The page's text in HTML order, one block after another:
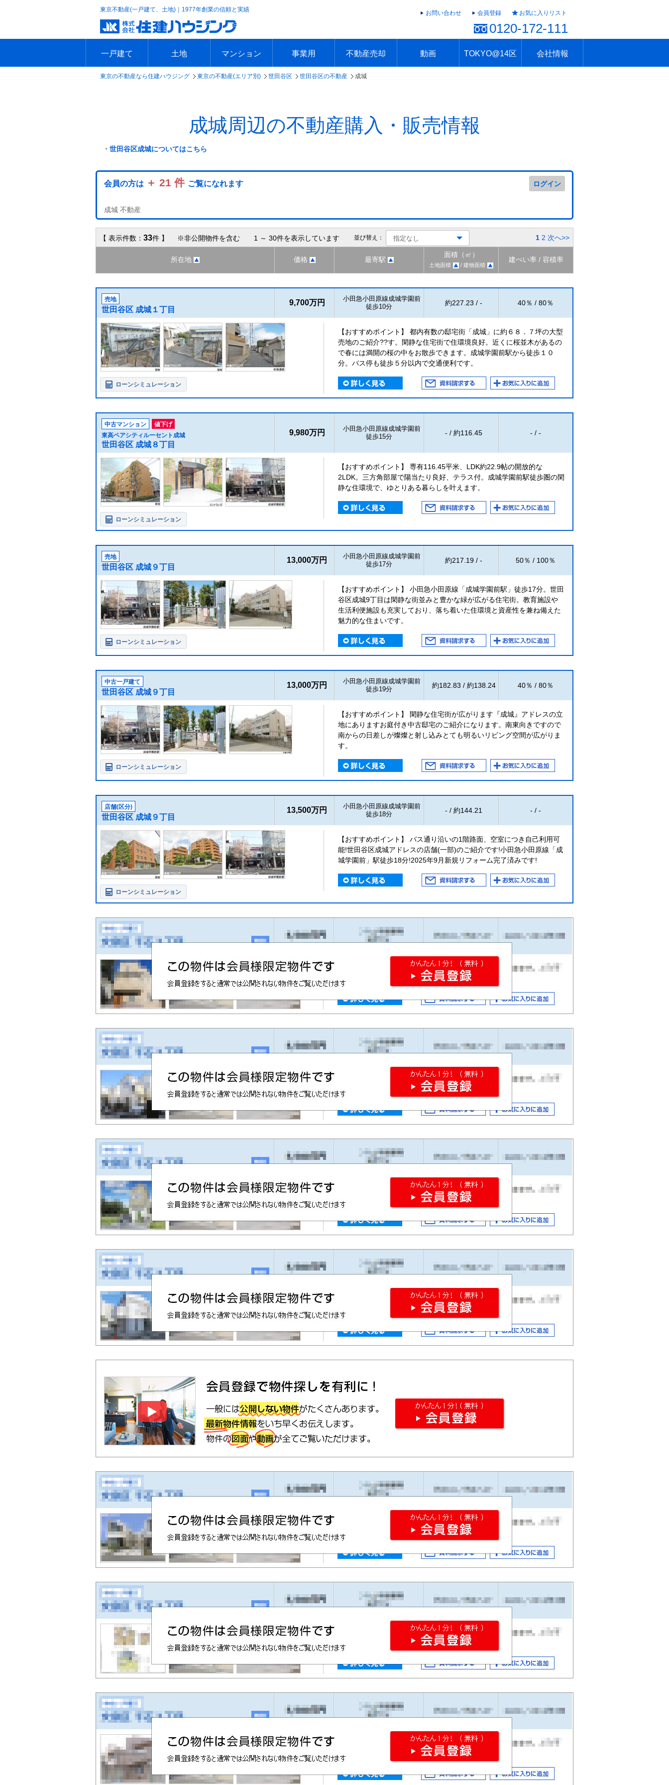
東京不動産(一戸建て、土地)｜1977年創業の信頼と実績
お問い合わせ 会員登録 お気に入りリスト
0120-172-111
一戸建て
エリアで探す
沿線で探す
新築一戸建て
中古一戸建て
本日の新着物件
今週の新着物件
土地
エリアで探す
沿線で探す
本日の新着物件
今週の新着物件
マンション
エリアで探す
沿線で探す
本日の新着物件
今週の新着物件
事業用
エリアで探す
沿線で探す
本日の新着物件
今週の新着物件
不動産売却
不動産売却トップ
簡単無料査定
不動産売却の流れ
不動産売却 Q&A
海外からの不動産売買
動画 TOKYO@14区 会社情報
東京の不動産なら住建ハウジング 東京の不動産(エリア別) 世田谷区 世田谷区の不動産 成城
成城周辺の不動産購入・販売情報
・ 世田谷区成城についてはこちら
会員の方は ＋ 21 件 ご覧になれます ログイン
成城 不動産
【 表示件数： 33件 】 ※非公開物件を含む 1 ～ 30件を表示しています 並び替え： 1 2 次へ>>
所在地 価格 最寄駅
面積（㎡）
土地面積 / 建物面積
建ぺい率 / 容積率
売地
世田谷区 成城１丁目
9,700万円
小田急小田原線成城学園前
徒歩10分
約227.23 / - 40％ / 80％
【おすすめポイント】 都内有数の邸宅街「成城」に約６８．７坪の大型
売地のご紹介??す。閑静な住宅街で住環境良好。近くに桜並木があるの
で春には満開の桜の中をお散歩できます。成城学園前駅から徒歩１０
分。バス停も徒歩５分以内で交通便利です。
ローンシミュレーション
中古マンション
値下げ
東高ペアシティルーセント成城
世田谷区 成城８丁目
9,980万円
小田急小田原線成城学園前
徒歩15分
- / 約116.45 - / -
【おすすめポイント】 専有116.45平米、LDK約22.9帖の開放的な
2LDK。三方角部屋で陽当たり良好、テラス付。成城学園前駅徒歩圏の閑
静な住環境で、ゆとりある暮らしを叶えます。
ローンシミュレーション
売地
世田谷区 成城９丁目
13,000万円
小田急小田原線成城学園前
徒歩17分
約217.19 / - 50％ / 100％
【おすすめポイント】 小田急小田原線「成城学園前駅」徒歩17分。世田
谷区成城9丁目は閑静な街並みと豊かな緑が広がる住宅街。教育施設や
生活利便施設も充実しており、落ち着いた住環境と資産性を兼ね備えた
魅力的な住まいです。
ローンシミュレーション
中古一戸建て
世田谷区 成城９丁目
13,000万円
小田急小田原線成城学園前
徒歩19分
約182.83 / 約138.24 40％ / 80％
【おすすめポイント】 閑静な住宅街が広がります『成城』アドレスの立
地にありますお庭付き中古邸宅のご紹介になります。南東向きですので
南からの日差しが燦燦と射し込みとても明るいリビング空間が広がりま
す。
ローンシミュレーション
店舗(区分)
世田谷区 成城９丁目
13,500万円
小田急小田原線成城学園前
徒歩18分
- / 約144.21 - / -
【おすすめポイント】 バス通り沿いの1階路面、空室につき自己利用可
能!世田谷区成城アドレスの店舗(一部)のご紹介です!小田急小田原線「成
城学園前」駅徒歩18分!2025年9月新規リフォーム完了済みです!
ローンシミュレーション